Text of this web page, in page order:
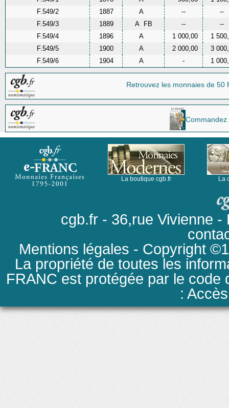
F.549/2
1887 A --
--
F.549/3
1889 A FB --
--
F.549/4
1896 A 1 000,00
1
F.549/5
1900 A 2 000,00
3
F.549/6
1904 A - 1
Retrouvez les monnaies de 50
La boutique cgb.fr La
cgb.fr - 36,rue Vivienne -
Mentions légales - Copyright
La propriété de toutes les
FRANC est protégée par le code
: